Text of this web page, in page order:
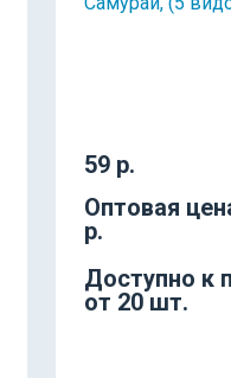
59 р.
Оптовая
р.
Доступно к
от 20 шт.